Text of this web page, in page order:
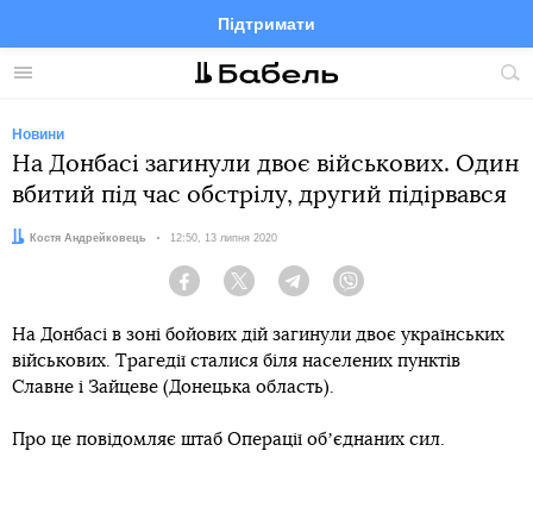
Меню
Підтримати
FacebookTelegramTwitter
Новини
На Донбасі загинули двоє військових. Один
вбитий під час обстрілу, другий підірвався
Автор:Костя Андрейковець Дата:
12:50, 13 липня 2020
Facebook Twitter Telegram
На Донбасі в зоні бойових дій загинули двоє українських
військових. Трагедії сталися біля населених пунктів
Славне і Зайцеве (Донецька область).
Про це повідомляє штаб Операції обʼєднаних сил.